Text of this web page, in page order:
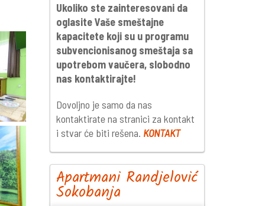
Ukoliko ste zainteresovani da
oglasite Vaše smeštajne
kapacitete koji su u programu
subvencionisanog smeštaja sa
upotrebom vaučera, slobodno
nas kontaktirajte!
Dovoljno je samo da nas
kontaktirate na stranici za kontakt
i stvar će biti rešena. KONTAKT
Apartmani Randjelović
Sokobanja